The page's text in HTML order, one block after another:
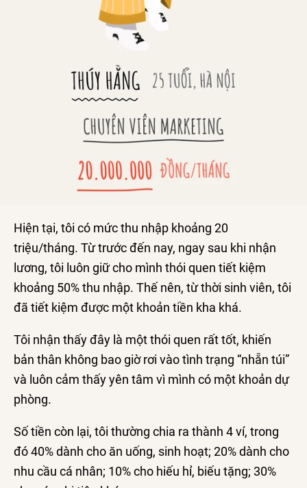
Hiện tại, tôi có mức thu nhập khoảng 20
triệu/tháng. Từ trước đến nay, ngay sau khi nhận
lương, tôi luôn giữ cho mình thói quen tiết kiệm
khoảng 50% thu nhập. Thế nên, từ thời sinh viên, tôi
đã tiết kiệm được một khoản tiền kha khá.
Tôi nhận thấy đây là một thói quen rất tốt, khiến
bản thân không bao giờ rơi vào tình trạng “nhẵn túi”
và luôn cảm thấy yên tâm vì mình có một khoản dự
phòng.
Số tiền còn lại, tôi thường chia ra thành 4 ví, trong
đó 40% dành cho ăn uống, sinh hoạt; 20% dành cho
nhu cầu cá nhân; 10% cho hiếu hỉ, biếu tặng; 30%